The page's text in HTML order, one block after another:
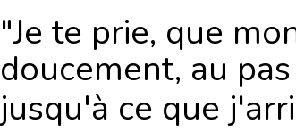
"Je te prie, que
doucement, au
jusqu'à ce que